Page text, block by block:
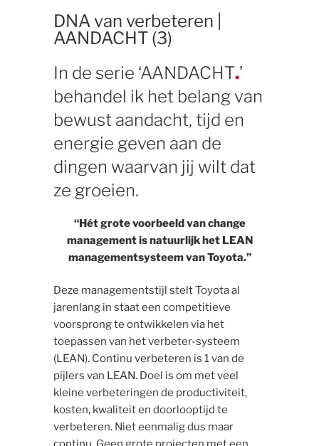
DNA van verbeteren |
AANDACHT (3)
In de serie ‘AANDACHT.’
behandel ik het belang van
bewust aandacht, tijd en
energie geven aan de
dingen waarvan jij wilt dat
ze groeien.
“Hét grote voorbeeld van change
management is natuurlijk het LEAN
managementsysteem van Toyota.”
Deze managementstijl stelt Toyota al
jarenlang in staat een competitieve
voorsprong te ontwikkelen via het
toepassen van het verbeter-systeem
(LEAN). Continu verbeteren is 1 van de
pijlers van LEAN. Doel is om met veel
kleine verbeteringen de productiviteit,
kosten, kwaliteit en doorlooptijd te
verbeteren. Niet eenmalig dus maar